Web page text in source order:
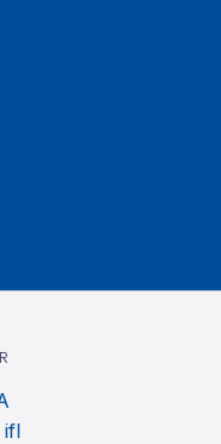
ifl